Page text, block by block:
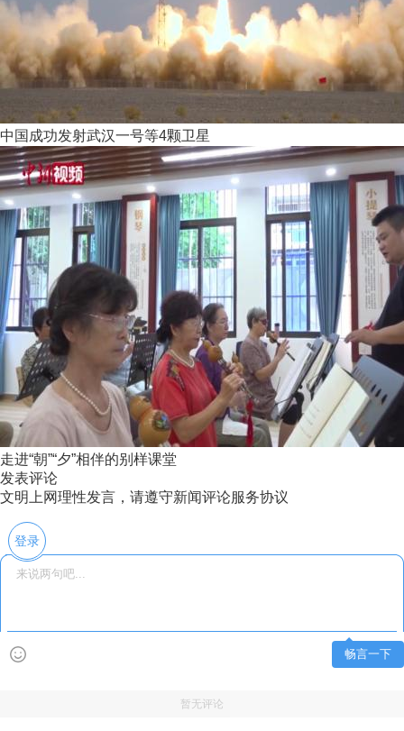
中国成功发射武汉一号等4颗卫星
走进“朝”“夕”相伴的别样课堂
发表评论
文明上网理性发言，请遵守新闻评论服务协议
登录
畅言一下
暂无评论